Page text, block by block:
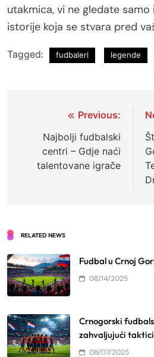
utakmica, vi ne gledate
istorije koja se stvara pred
Tagged: fudbaleri legende
navigation
Previous:
Najbolji fudbalski
centri – Gdje naći
talentovane igrače
RELATED NEWS
Fudbal u Crnoj
08/14/2025
Crnogorski
zahvaljujući taktici
08/07/2025